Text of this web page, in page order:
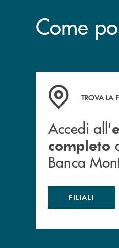
Come
Accedi all' elenco
TROVA LA
Accedi all'
completo
Banca
FILIALI